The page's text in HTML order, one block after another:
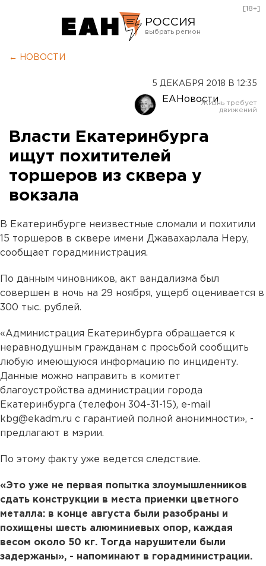
РОССИЯ
Оренбург
[18+]
← НОВОСТИ
5 ДЕКАБРЯ 2018 В 12:35
ЕАНовости
Власти Екатеринбурга
ищут похитителей
торшеров из сквера у
вокзала
В Екатеринбурге неизвестные сломали и похитили
15 торшеров в сквере имени Джавахарлала Неру,
сообщает горадминистрация.
По данным чиновников, акт вандализма был
совершен в ночь на 29 ноября, ущерб оценивается в
300 тыс. рублей.
«Администрация Екатеринбурга обращается к
неравнодушным гражданам с просьбой сообщить
любую имеющуюся информацию по инциденту.
Данные можно направить в комитет
благоустройства администрации города
Екатеринбурга (телефон 304-31-15), e-mail
kbg@ekadm.ru с гарантией полной анонимности», -
предлагают в мэрии.
По этому факту уже ведется следствие.
«Это уже не первая попытка злоумышленников
сдать конструкции в места приемки цветного
металла: в конце августа были разобраны и
похищены шесть алюминиевых опор, каждая
весом около 50 кг. Тогда нарушители были
задержаны», - напоминают в горадминистрации.